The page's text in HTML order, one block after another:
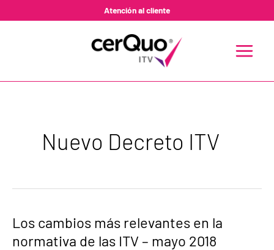
Atención al cliente
MENU
Nuevo Decreto ITV
Los cambios más relevantes en la
normativa de las ITV – mayo 2018
Los
cambios
más